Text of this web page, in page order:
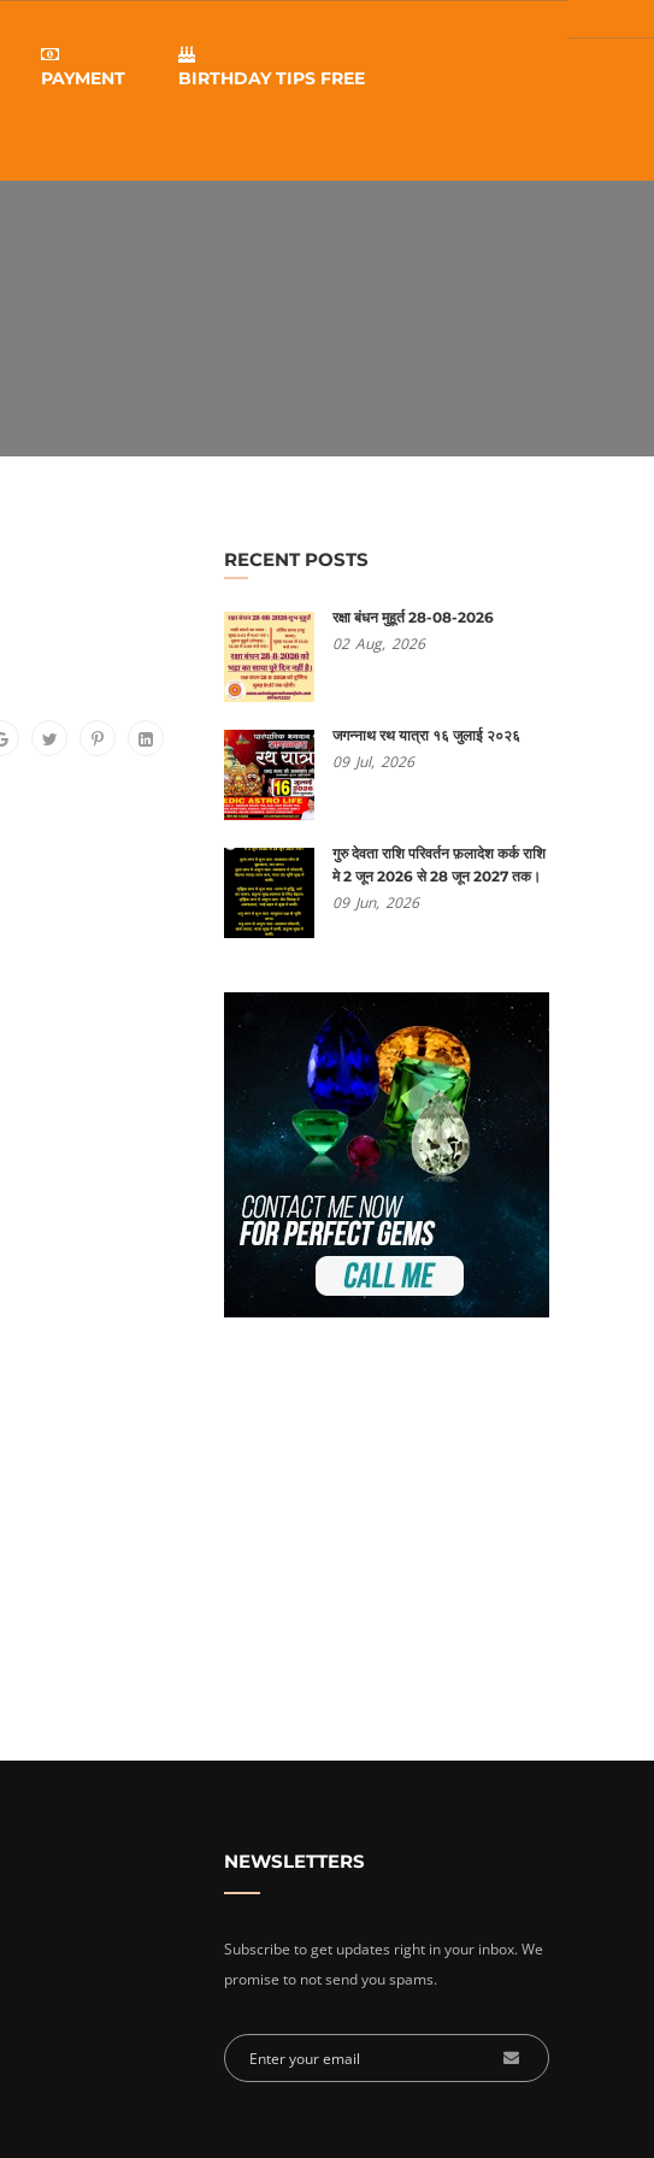
PAYMENT BIRTHDAY TIPS FREE
RECENT POSTS
रक्षा बंधन मुहूर्त 28-08-2026
02 Aug, 2026
जगन्नाथ रथ यात्रा १६ जुलाई २०२६
09 Jul, 2026
गुरु देवता राशि परिवर्तन फ़लादेश कर्क राशि
मे 2 जून 2026 से 28 जून 2027 तक।
09 Jun, 2026
NEWSLETTERS
Subscribe to get updates right in your inbox. We
promise to not send you spams.